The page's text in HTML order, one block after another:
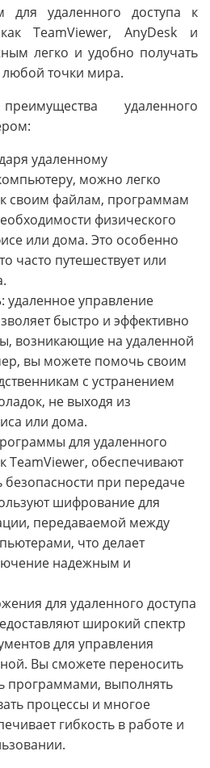
для удаленного доступа к
TeamViewer, AnyDesk и
легко и удобно получать
любой точки мира.
удаленного
удаленному
можно легко
к своим файлам, программам
физического
или дома. Это особенно
часто путешествует или
: удаленное управление
быстро и эффективно
возникающие на удаленной
вы можете помочь своим
с устранением
не выходя из
или дома.
для удаленного
TeamViewer, обеспечивают
при передаче
шифрование для
передаваемой между
что делает
надежным и
для удаленного доступа
широкий спектр
для управления
Вы сможете переносить
программами, выполнять
процессы и многое
гибкость в работе и